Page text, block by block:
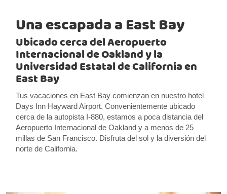
Una escapada a East Bay
Ubicado cerca del Aeropuerto
Internacional de Oakland y la
Universidad Estatal de California en
East Bay
Tus vacaciones en East Bay comienzan en nuestro hotel
Days Inn Hayward Airport. Convenientemente ubicado
cerca de la autopista I-880, estamos a poca distancia del
Aeropuerto Internacional de Oakland y a menos de 25
millas de San Francisco. Disfruta del sol y la diversión del
norte de California.